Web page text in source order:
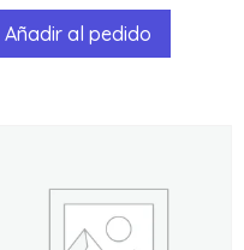
Añadir al pedido